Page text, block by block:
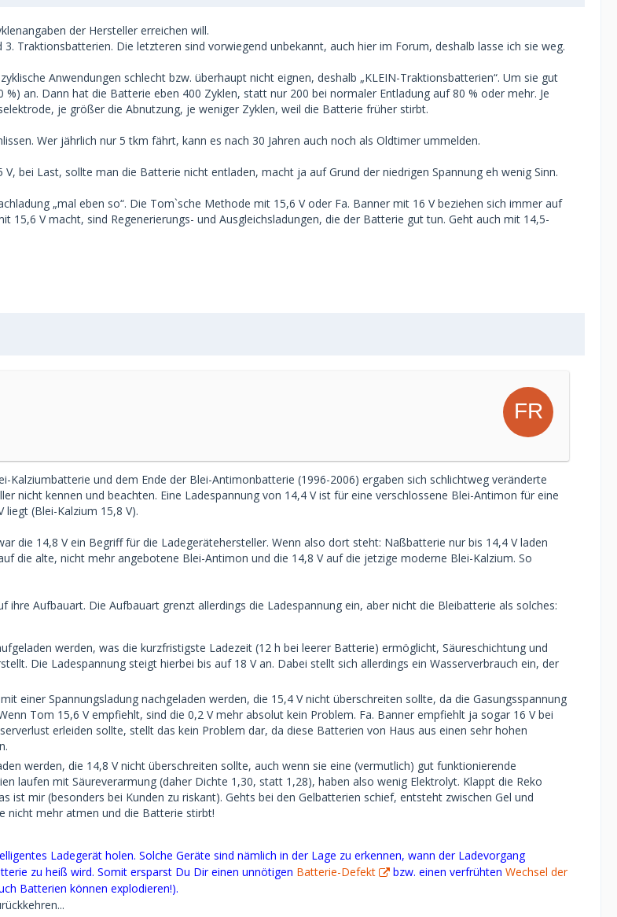
der Hersteller erreichen will.
Traktionsbatterien. Die letzteren sind vorwiegend unbekannt, auch hier im Forum, deshalb lasse ich sie weg.
Anwendungen schlecht bzw. überhaupt nicht eignen, deshalb „KLEIN-Traktionsbatterien“. Um sie gut
an. Dann hat die Batterie eben 400 Zyklen, statt nur 200 bei normaler Entladung auf 80 % oder mehr. Je
je größer die Abnutzung, je weniger Zyklen, weil die Batterie früher stirbt.
Wer jährlich nur 5 tkm fährt, kann es nach 30 Jahren auch noch als Oldtimer ummelden.
bei Last, sollte man die Batterie nicht entladen, macht ja auf Grund der niedrigen Spannung eh wenig Sinn.
„mal eben so“. Die Tom`sche Methode mit 15,6 V oder Fa. Banner mit 16 V beziehen sich immer auf
V macht, sind Regenerierungs- und Ausgleichsladungen, die der Batterie gut tun. Geht auch mit 14,5-
und dem Ende der Blei-Antimonbatterie (1996-2006) ergaben sich schlichtweg veränderte
nicht kennen und beachten. Eine Ladespannung von 14,4 V ist für eine verschlossene Blei-Antimon für eine
(Blei-Kalzium 15,8 V).
die 14,8 V ein Begriff für die Ladegerätehersteller. Wenn also dort steht: Naßbatterie nur bis 14,4 V laden
die alte, nicht mehr angebotene Blei-Antimon und die 14,8 V auf die jetzige moderne Blei-Kalzium. So
Aufbauart. Die Aufbauart grenzt allerdings die Ladespannung ein, aber nicht die Bleibatterie als solches:
werden, was die kurzfristigste Ladezeit (12 h bei leerer Batterie) ermöglicht, Säureschichtung und
Die Ladespannung steigt hierbei bis auf 18 V an. Dabei stellt sich allerdings ein Wasserverbrauch ein, der
einer Spannungsladung nachgeladen werden, die 15,4 V nicht überschreiten sollte, da die Gasungsspannung
Tom 15,6 V empfiehlt, sind die 0,2 V mehr absolut kein Problem. Fa. Banner empfiehlt ja sogar 16 V bei
erleiden sollte, stellt das kein Problem dar, da diese Batterien von Haus aus einen sehr hohen
werden, die 14,8 V nicht überschreiten sollte, auch wenn sie eine (vermutlich) gut funktionierende
laufen mit Säureverarmung (daher Dichte 1,30, statt 1,28), haben also wenig Elektrolyt. Klappt die Reko
ist mir (besonders bei Kunden zu riskant). Gehts bei den Gelbatterien schief, entsteht zwischen Gel und
nicht mehr atmen und die Batterie stirbt!
Ladegerät holen. Solche Geräte sind nämlich in der Lage zu erkennen, wann der Ladevorgang
zu heiß wird. Somit ersparst Du Dir einen unnötigen Batterie-Defekt bzw. einen verfrühten Wechsel der
Batterien können explodieren!).